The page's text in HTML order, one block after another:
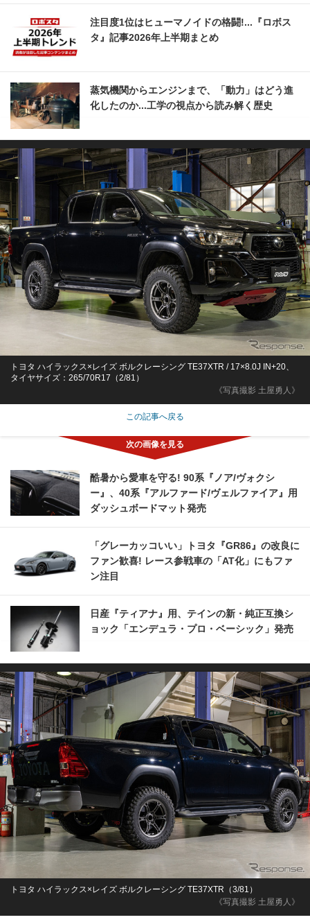
注目度1位はヒューマノイドの格闘!...『ロボス
タ』記事2026年上半期まとめ
蒸気機関からエンジンまで、「動力」はどう進
化したのか...工学の視点から読み解く歴史
《写真撮影 土屋勇人》
トヨタ ハイラックス×レイズ ボルクレーシング TE37XTR / 17×8.0J IN+20、
タイヤサイズ：265/70R17（2/81）
この記事へ戻る
酷暑から愛車を守る! 90系『ノア/ヴォクシ
ー』、40系『アルファード/ヴェルファイア』用
ダッシュボードマット発売
「グレーカッコいい」トヨタ『GR86』の改良に
ファン歓喜! レース参戦車の「AT化」にもファ
ン注目
日産『ティアナ』用、テインの新・純正互換シ
ョック「エンデュラ・プロ・ベーシック」発売
《写真撮影 土屋勇人》
トヨタ ハイラックス×レイズ ボルクレーシング TE37XTR（3/81）